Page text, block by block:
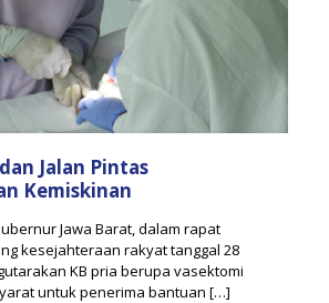
Jalan Pintas
Kemiskinan
Jawa Barat, dalam rapat
kesejahteraan rakyat tanggal 28
KB pria berupa vasektomi
untuk penerima bantuan […]